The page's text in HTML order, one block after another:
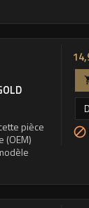
pièce
(OEM)
Prix
